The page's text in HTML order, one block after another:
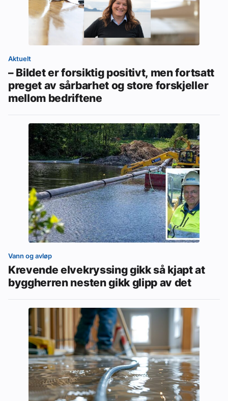
Aktuelt
– Bildet er forsiktig positivt, men fortsatt
preget av sårbarhet og store forskjeller
mellom bedriftene
Vann og avløp
Krevende elvekryssing gikk så kjapt at
byggherren nesten gikk glipp av det